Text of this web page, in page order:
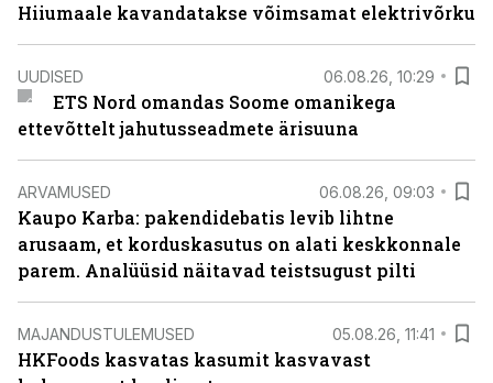
Hiiumaale kavandatakse võimsamat elektrivõrku
UUDISED 06.08.26, 10:29
ETS Nord omandas Soome omanikega
ettevõttelt jahutusseadmete ärisuuna
ARVAMUSED 06.08.26, 09:03
Kaupo Karba: pakendidebatis levib lihtne
arusaam, et korduskasutus on alati keskkonnale
parem. Analüüsid näitavad teistsugust pilti
MAJANDUSTULEMUSED 05.08.26, 11:41
HKFoods kasvatas kasumit kasvavast